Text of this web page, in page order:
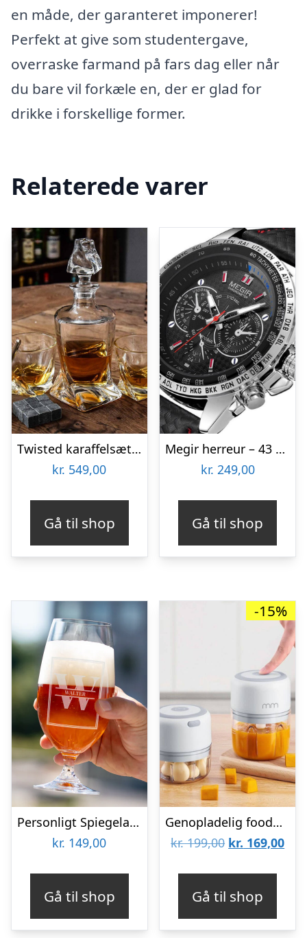
en måde, der garanteret imponerer!
Perfekt at give som studentergave,
overraske farmand på fars dag eller når
du bare vil forkæle en, der er glad for
drikke i forskellige former.
Relaterede varer
Twisted karaffelsæt med to glas
kr. 549,00
Gå til shop
Megir herreur – 43 mm
kr. 249,00
Gå til shop
Personligt Spiegelau Ølglas med Gravering – Bogstav & Navn
kr. 149,00
Gå til shop
-15%
Genopladelig foodprocessor
kr.199,00 Den
kr. 199,00.
kr. 169,00Den
kr.
Gå til shop